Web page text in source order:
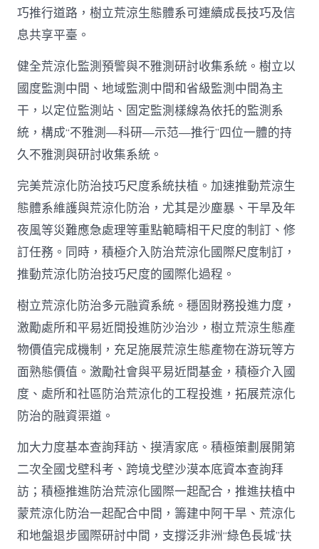
巧推行道路，樹立荒涼生態體系可連續成長技巧及信
息共享平臺。
健全荒涼化監測預警與不雅測研討收集系統。樹立以
國度監測中間、地域監測中間和省級監測中間為主
干，以定位監測站、固定監測樣線為依托的監測系
統，構成“不雅測—科研—示范—推行”四位一體的持
久不雅測與研討收集系統。
完美荒涼化防治技巧尺度系統扶植。加速推動荒涼生
態體系維護與荒涼化防治，尤其是沙塵暴、干旱及年
夜風等災難應急處理等重點範疇相干尺度的制訂、修
訂任務。同時，積極介入防治荒涼化國際尺度制訂，
推動荒涼化防治技巧尺度的國際化過程。
樹立荒涼化防治多元融資系統。穩固財務投進力度，
激勵處所和平易近間投進防沙治沙，樹立荒涼生態產
物價值完成機制，充足施展荒涼生態產物在游玩等方
面熟態價值。激勵社會與平易近間基金，積極介入國
度、處所和社區防治荒涼化的工程投進，拓展荒涼化
防治的融資渠道。
加大力度基本查詢拜訪、摸清家底。積極策劃展開第
二次全國戈壁科考、跨境戈壁沙漠本底資本查詢拜
訪；積極推進防治荒涼化國際一起配合，推進扶植中
蒙荒涼化防治一起配合中間，籌建中阿干旱、荒涼化
和地盤退步國際研討中間，支撐泛非洲“綠色長城”扶